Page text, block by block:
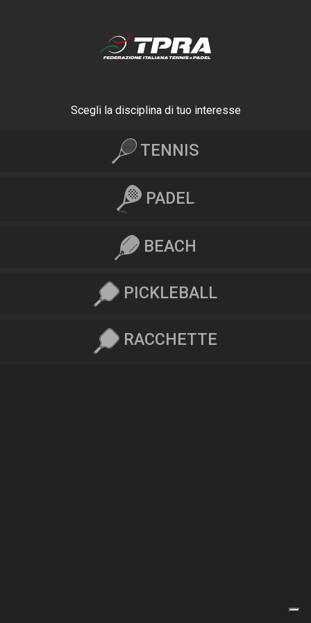
Scegli la disciplina di tuo interesse
TENNIS
PADEL
BEACH
PICKLEBALL
RACCHETTE